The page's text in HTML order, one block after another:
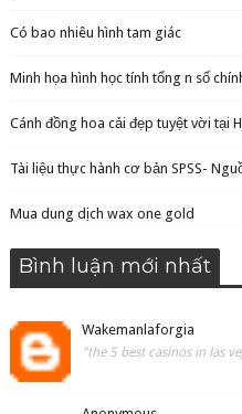
Có bao nhiêu hình tam giác
Minh họa hình học tính tổng n số
Cánh đồng hoa cải đẹp tuyệt vời tại
Tài liệu thực hành cơ bản SPSS-
Mua dung dịch wax one gold
Bình luận mới nhất
Wakemanlaforgia
"the 5 best casinos in las